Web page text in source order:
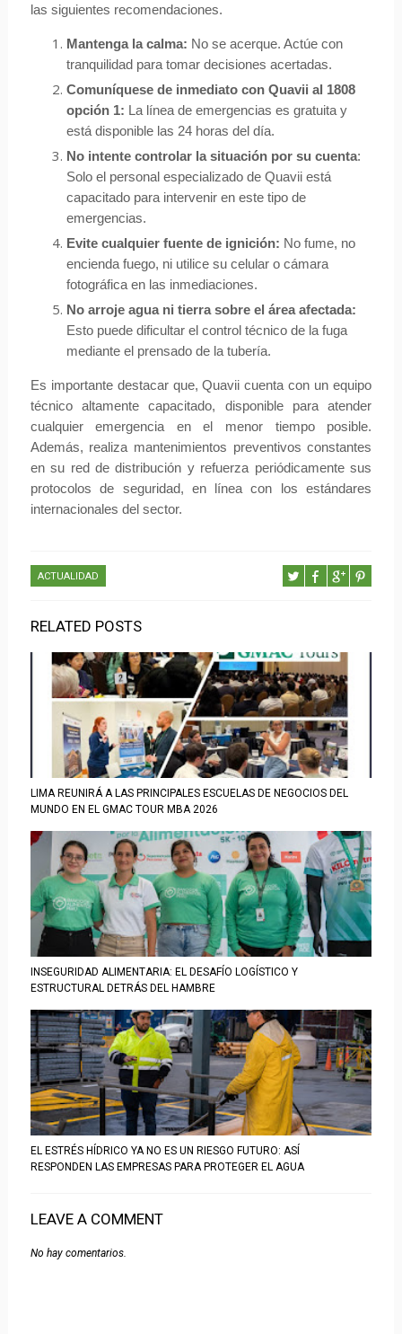
las siguientes recomendaciones.
Mantenga la calma: No se acerque. Actúe con
tranquilidad para tomar decisiones acertadas.
Comuníquese de inmediato con Quavii al 1808
opción 1: La línea de emergencias es gratuita y
está disponible las 24 horas del día.
No intente controlar la situación por su cuenta:
Solo el personal especializado de Quavii está
capacitado para intervenir en este tipo de
emergencias.
Evite cualquier fuente de ignición: No fume, no
encienda fuego, ni utilice su celular o cámara
fotográfica en las inmediaciones.
No arroje agua ni tierra sobre el área afectada:
Esto puede dificultar el control técnico de la fuga
mediante el prensado de la tubería.
Es importante destacar que, Quavii cuenta con un equipo
técnico altamente capacitado, disponible para atender
cualquier emergencia en el menor tiempo posible.
Además, realiza mantenimientos preventivos constantes
en su red de distribución y refuerza periódicamente sus
protocolos de seguridad, en línea con los estándares
internacionales del sector.
ACTUALIDAD
RELATED POSTS
LIMA REUNIRÁ A LAS PRINCIPALES ESCUELAS DE NEGOCIOS DEL
MUNDO EN EL GMAC TOUR MBA 2026
INSEGURIDAD ALIMENTARIA: EL DESAFÍO LOGÍSTICO Y
ESTRUCTURAL DETRÁS DEL HAMBRE
EL ESTRÉS HÍDRICO YA NO ES UN RIESGO FUTURO: ASÍ
RESPONDEN LAS EMPRESAS PARA PROTEGER EL AGUA
LEAVE A COMMENT
No hay comentarios.